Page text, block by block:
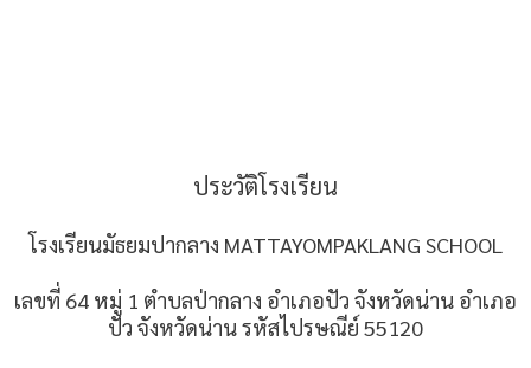
ประวัติโรงเรียน
โรงเรียนมัธยมปากลาง MATTAYOMPAKLANG SCHOOL
เลขที่ 64 หมู่ 1 ตำบลป่ากลาง อำเภอปัว จังหวัดน่าน อำเภอ
ปัว จังหวัดน่าน รหัสไปรษณีย์ 55120